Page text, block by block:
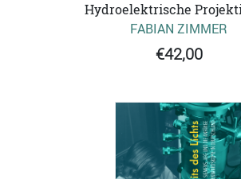
Hydroelektrische
FABIAN ZIMMER
€42,00